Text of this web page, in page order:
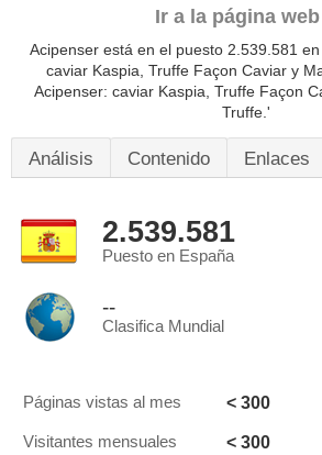
Ir a la página web
Acipenser está en el puesto 2.539.581
caviar Kaspia, Truffe Façon Caviar y
Acipenser: caviar Kaspia, Truffe Façon
Truffe.'
Análisis Contenido Enlaces
2.539.581
Puesto en España
--
Clasifica Mundial
Páginas vistas al mes < 300
Visitantes mensuales < 300